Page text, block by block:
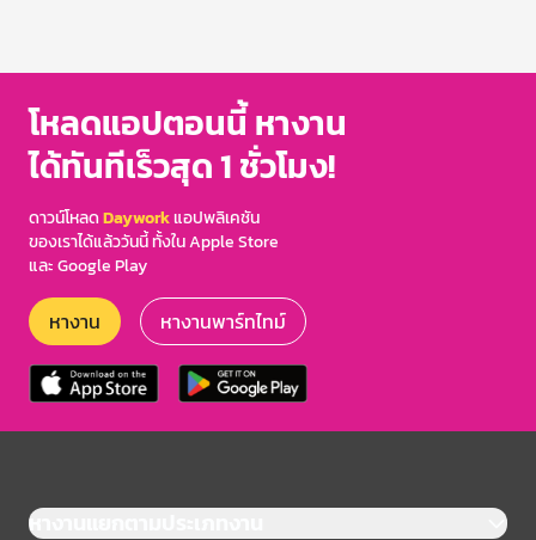
of
โหลดแอปตอนนี้ หางาน
ได้ทันทีเร็วสุด 1 ชั่วโมง!
ดาวน์โหลดDayworkแอปพลิเคชัน
ของเราได้แล้ววันนี้ ทั้งใน Apple Store
และ Google Play
หางาน หางานพาร์ทไทม์
หางานแยกตามประเภทงาน